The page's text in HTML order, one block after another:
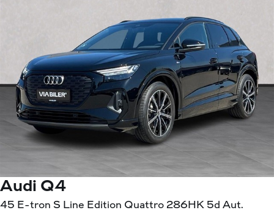
Audi Q4
45 E-tron S Line Edition Quattro 286HK 5d Aut.